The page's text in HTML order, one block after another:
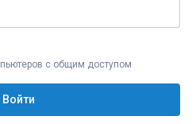
с общим доступом
Войти